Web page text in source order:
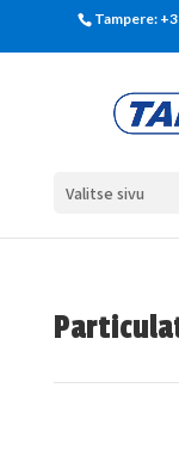
Tampere:
Valitse sivu